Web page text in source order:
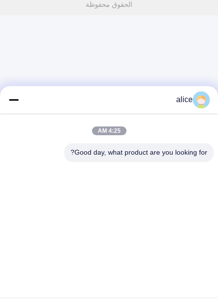
الحقوق محفوظة
alice
4:25 AM
Good day, what product are you looking for?